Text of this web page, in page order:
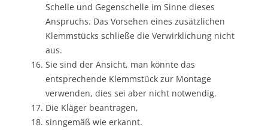
Schelle und Gegenschelle im Sinne dieses
Anspruchs. Das Vorsehen eines zusätzlichen
Klemmstücks schließe die Verwirklichung nicht
aus.
Sie sind der Ansicht, man könnte das
entsprechende Klemmstück zur Montage
verwenden, dies sei aber nicht notwendig.
Die Kläger beantragen,
sinngemäß wie erkannt.